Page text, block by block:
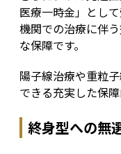
医療一時金」とし
機関での治療に伴
な保障です。
陽子線治療や重粒
できる充実した保障
終身型への無